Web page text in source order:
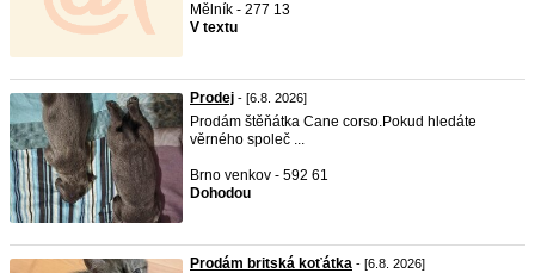
Mělník - 277 13
V textu
Prodej - [6.8. 2026]
Prodám štěňátka Cane corso.Pokud hledáte
věrného společ ...
Brno venkov - 592 61
Dohodou
Prodám britská koťátka - [6.8. 2026]